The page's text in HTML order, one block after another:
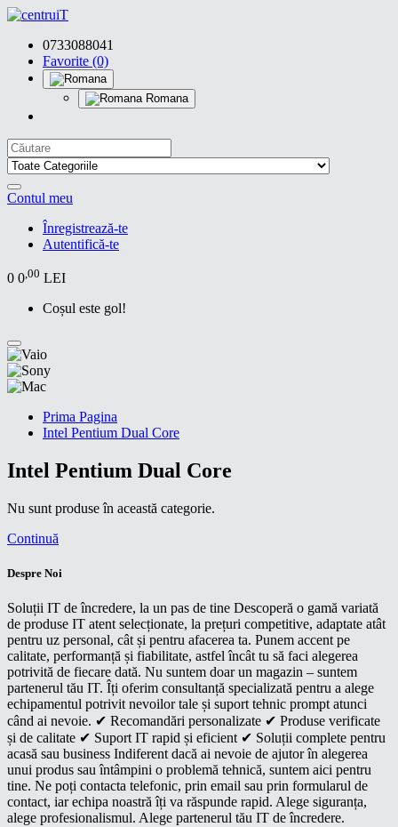
0733088041
Favorite (0)
Romana
Contul meu
Înregistrează-te
Autentifică-te
0 0,00 LEI
Coșul este gol!
Prima Pagina
Intel Pentium Dual Core
Intel Pentium Dual Core
Nu sunt produse în această categorie.
Continuă
Despre Noi
Soluții IT de încredere, la un pas de tine Descoperă o gamă variată
de produse IT atent selecționate, la prețuri competitive, adaptate atât
pentru uz personal, cât și pentru afacerea ta. Punem accent pe
calitate, performanță și fiabilitate, astfel încât tu să faci alegerea
potrivită de fiecare dată. Nu suntem doar un magazin – suntem
partenerul tău IT. Îți oferim consultanță specializată pentru a alege
echipamentul potrivit nevoilor tale și suport tehnic prompt atunci
când ai nevoie. ✔ Recomandări personalizate ✔ Produse verificate
și de calitate ✔ Suport IT rapid și eficient ✔ Soluții complete pentru
acasă sau business Indiferent dacă ai nevoie de ajutor în alegerea
unui produs sau întâmpini o problemă tehnică, suntem aici pentru
tine. Ne poți contacta telefonic, prin email sau prin formularul de
contact, iar echipa noastră îți va răspunde rapid. Alege siguranța,
alege profesionalismul. Alege partenerul tău IT de încredere.